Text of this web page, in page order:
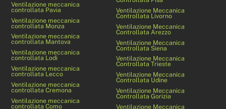
Ventilazione meccanica
controllata Pavia
Ventilazione meccanica
controllata Monza
Ventilazione meccanica
controllata Mantova
Ventilazione meccanica
controllata Lodi
Ventilazione meccanica
controllata Lecco
Ventilazione meccanica
controllata Cremona
Ventilazione meccanica
controllata Como
Ventilazione Meccanica
Controllata Livorno
Ventilazione Meccanica
Controllata Arezzo
Ventilazione Meccanica
Controllata Siena
Ventilazione Meccanica
Controllata Trieste
Ventilazione Meccanica
Controllata Udine
Ventilazione Meccanica
Controllata Gorizia
Ventilazione Meccanica